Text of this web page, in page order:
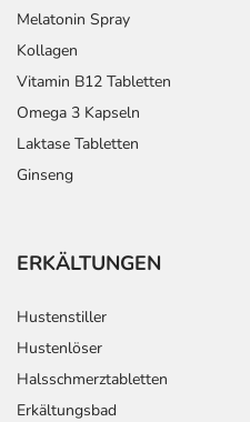
Melatonin Spray
Kollagen
Vitamin B12 Tabletten
Omega 3 Kapseln
Laktase Tabletten
Ginseng
ERKÄLTUNGEN
Hustenstiller
Hustenlöser
Halsschmerztabletten
Erkältungsbad